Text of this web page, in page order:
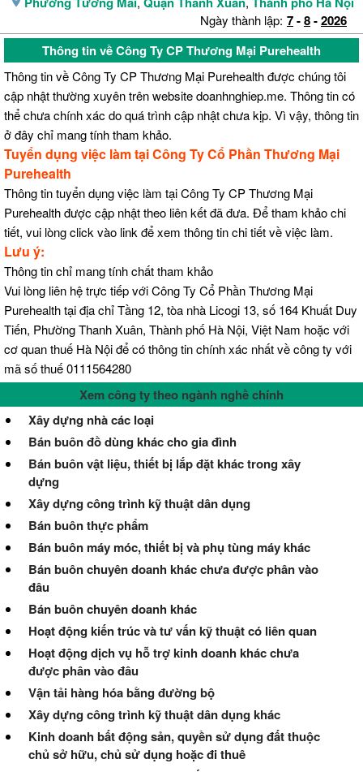
Ngày thành lập: 7-8-2026
Thông tin về Công Ty CP Thương Mại Purehealth
Thông tin về Công Ty CP Thương Mại Purehealth được chúng tôi
cập nhật thường xuyên trên website doanhnghiep.me. Thông tin có
thể chưa chính xác do quá trình cập nhật chưa kịp. Vì vậy, thông tin
ở đây chỉ mang tính tham khảo.
Tuyển dụng việc làm tại Công Ty Cổ Phần Thương Mại
Purehealth
Thông tin tuyển dụng việc làm tại Công Ty CP Thương Mại
Purehealth được cập nhật theo liên kết đã đưa. Để tham khảo chi
tiết, vui lòng click vào link để xem thông tin chi tiết về việc làm.
Lưu ý:
Thông tin chỉ mang tính chất tham khảo
Vui lòng liên hệ trực tiếp với Công Ty Cổ Phần Thương Mại
Purehealth tại địa chỉ Tầng 12, tòa nhà Licogi 13, số 164 Khuất Duy
Tiến, Phường Thanh Xuân, Thành phố Hà Nội, Việt Nam hoặc với
cơ quan thuế Hà Nội để có thông tin chính xác nhất về công ty với
mã số thuế 0111564280
Xem công ty theo ngành nghề chính
Xây dựng nhà các loại
Bán buôn đồ dùng khác cho gia đình
Bán buôn vật liệu, thiết bị lắp đặt khác trong xây
dựng
Xây dựng công trình kỹ thuật dân dụng
Bán buôn thực phẩm
Bán buôn máy móc, thiết bị và phụ tùng máy khác
Bán buôn chuyên doanh khác chưa được phân vào
đâu
Bán buôn chuyên doanh khác
Hoạt động kiến trúc và tư vấn kỹ thuật có liên quan
Hoạt động dịch vụ hỗ trợ kinh doanh khác chưa
được phân vào đâu
Vận tải hàng hóa bằng đường bộ
Xây dựng công trình kỹ thuật dân dụng khác
Kinh doanh bất động sản, quyền sử dụng đất thuộc
chủ sở hữu, chủ sử dụng hoặc đi thuê